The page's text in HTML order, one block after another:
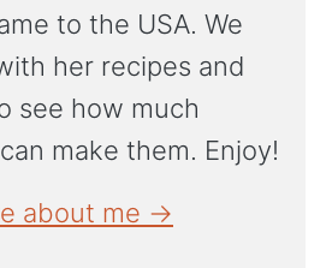
to the USA. We
her recipes and
see how much
make them. Enjoy!
about me →